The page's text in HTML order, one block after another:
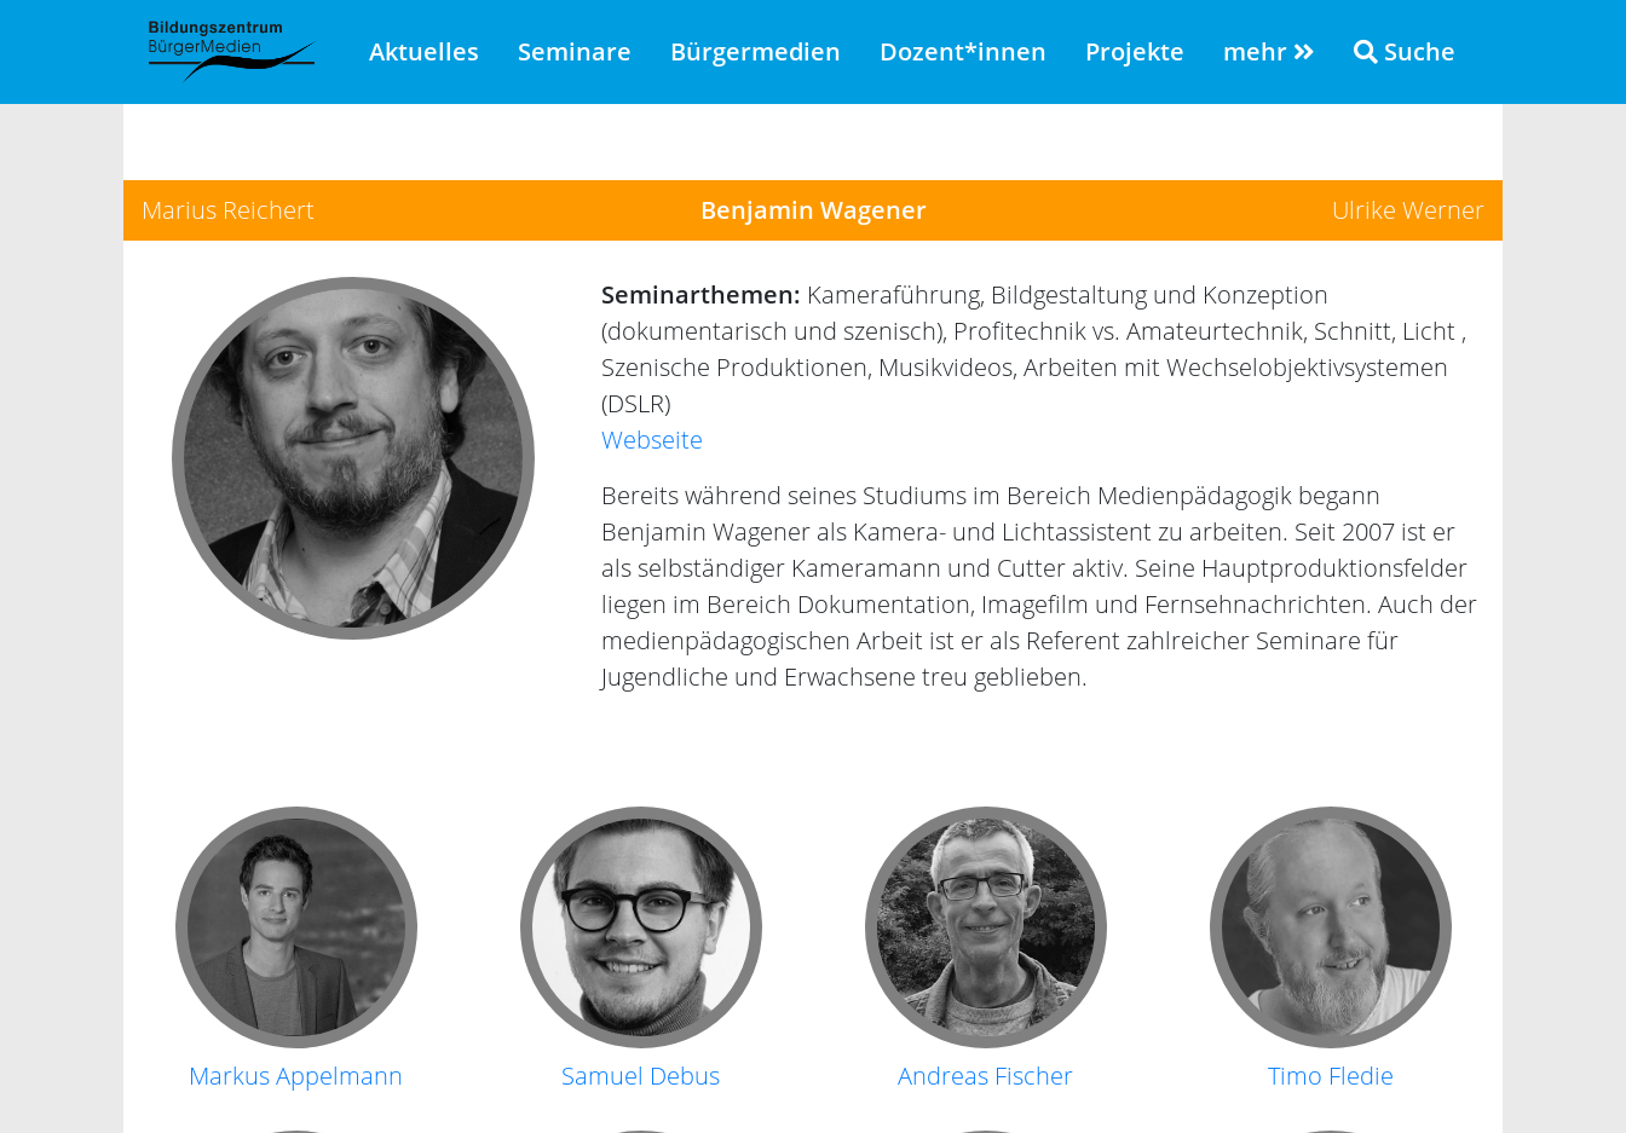
Aktuelles Seminare Bürgermedien Dozent*innen Projekte mehr Suche
Marius Reichert Benjamin Wagener Ulrike Werner
Seminarthemen: Kameraführung, Bildgestaltung und Konzeption
(dokumentarisch und szenisch), Profitechnik vs. Amateurtechnik, Schnitt, Licht ,
Szenische Produktionen, Musikvideos, Arbeiten mit Wechselobjektivsystemen
(DSLR)
Webseite
Bereits während seines Studiums im Bereich Medienpädagogik begann
Benjamin Wagener als Kamera- und Lichtassistent zu arbeiten. Seit 2007 ist er
als selbständiger Kameramann und Cutter aktiv. Seine Hauptproduktionsfelder
liegen im Bereich Dokumentation, Imagefilm und Fernsehnachrichten. Auch der
medienpädagogischen Arbeit ist er als Referent zahlreicher Seminare für
Jugendliche und Erwachsene treu geblieben.
Markus Appelmann Samuel Debus Andreas Fischer Timo Fledie